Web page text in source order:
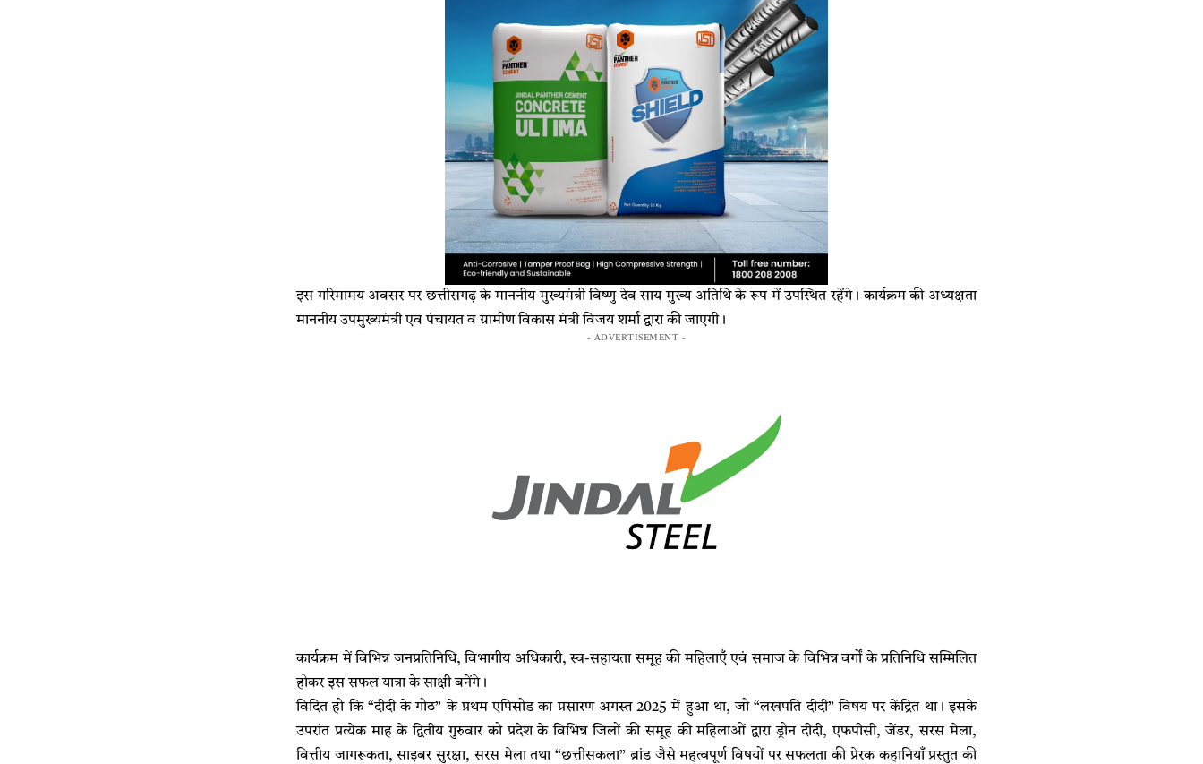
इस गरिमामय अवसर पर छत्तीसगढ़ के माननीय मुख्यमंत्री विष्णु देव साय मुख्य अतिथि के रूप में उपस्थित रहेंगे। कार्यक्रम की अध्यक्षता
माननीय उपमुख्यमंत्री एव पंचायत व ग्रामीण विकास मंत्री विजय शर्मा द्वारा की जाएगी।
- ADVERTISEMENT -
कार्यक्रम में विभिन्न जनप्रतिनिधि, विभागीय अधिकारी, स्व-सहायता समूह की महिलाएँ एवं समाज के विभिन्न वर्गों के प्रतिनिधि सम्मिलित
होकर इस सफल यात्रा के साक्षी बनेंगे।
विदित हो कि “दीदी के गोठ” के प्रथम एपिसोड का प्रसारण अगस्त 2025 में हुआ था, जो “लखपति दीदी” विषय पर केंद्रित था। इसके
उपरांत प्रत्येक माह के द्वितीय गुरुवार को प्रदेश के विभिन्न जिलों की समूह की महिलाओं द्वारा ड्रोन दीदी, एफपीसी, जेंडर, सरस मेला,
वित्तीय जागरूकता, साइबर सुरक्षा, सरस मेला तथा “छत्तीसकला” ब्रांड जैसे महत्वपूर्ण विषयों पर सफलता की प्रेरक कहानियाँ प्रस्तुत की